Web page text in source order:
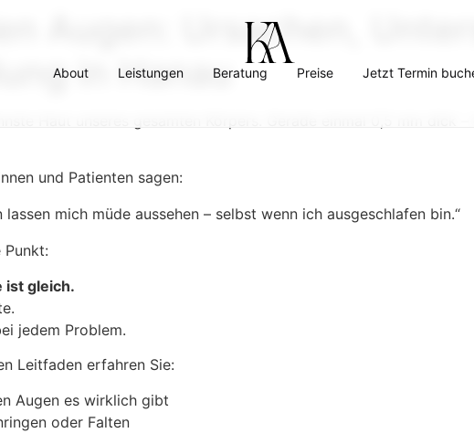
About Leistungen Beratung Preise Jetzt Termin
Augen: Ursachen,
in Hanau
und Patienten sagen:
lassen mich müde aussehen – selbst wenn ich ausgeschlafen bin.“
ist gleich.
jedem Problem.
Leitfaden erfahren Sie:
Augen es wirklich gibt
oder Falten